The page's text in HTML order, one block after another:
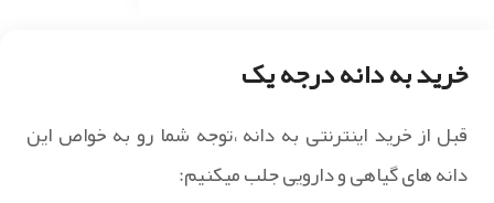
خرید به دانه درجه یک
قبل از خرید اینترنتی به دانه ،توجه شما رو به خواص این
دانه های گیاهی و دارویی جلب میکنیم: